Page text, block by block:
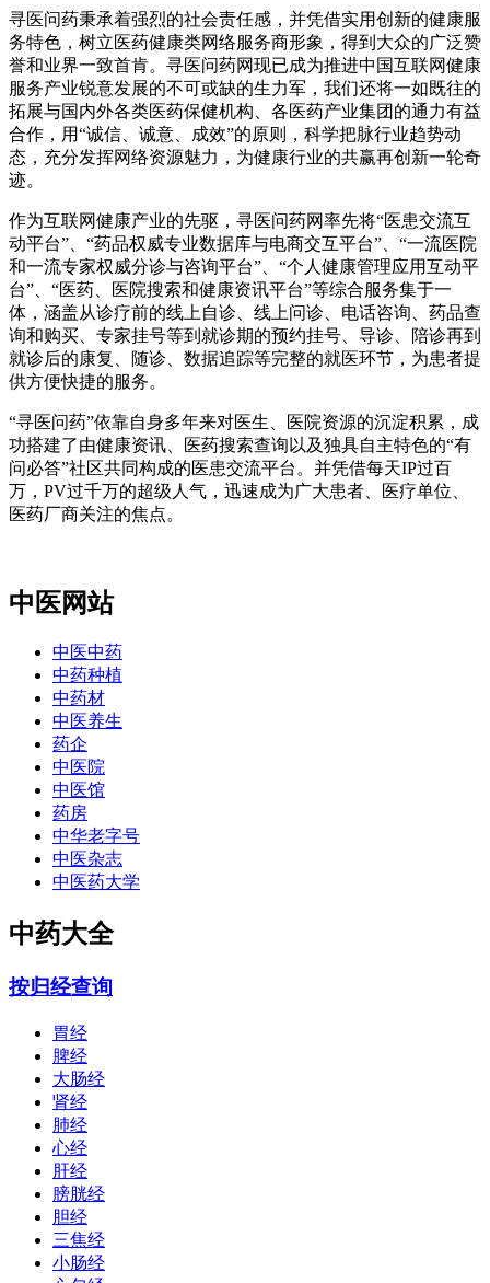
寻医问药秉承着强烈的社会责任感，并凭借实用创新的健康服
务特色，树立医药健康类网络服务商形象，得到大众的广泛赞
誉和业界一致首肯。寻医问药网现已成为推进中国互联网健康
服务产业锐意发展的不可或缺的生力军，我们还将一如既往的
拓展与国内外各类医药保健机构、各医药产业集团的通力有益
合作，用“诚信、诚意、成效”的原则，科学把脉行业趋势动
态，充分发挥网络资源魅力，为健康行业的共赢再创新一轮奇
迹。
作为互联网健康产业的先驱，寻医问药网率先将“医患交流互
动平台”、“药品权威专业数据库与电商交互平台”、“一流医院
和一流专家权威分诊与咨询平台”、“个人健康管理应用互动平
台”、“医药、医院搜索和健康资讯平台”等综合服务集于一
体，涵盖从诊疗前的线上自诊、线上问诊、电话咨询、药品查
询和购买、专家挂号等到就诊期的预约挂号、导诊、陪诊再到
就诊后的康复、随诊、数据追踪等完整的就医环节，为患者提
供方便快捷的服务。
“寻医问药”依靠自身多年来对医生、医院资源的沉淀积累，成
功搭建了由健康资讯、医药搜索查询以及独具自主特色的“有
问必答”社区共同构成的医患交流平台。并凭借每天IP过百
万，PV过千万的超级人气，迅速成为广大患者、医疗单位、
医药厂商关注的焦点。
中医网站
中医中药
中药种植
中药材
中医养生
药企
中医院
中医馆
药房
中华老字号
中医杂志
中医药大学
中药大全
按归经查询
胃经
脾经
大肠经
肾经
肺经
心经
肝经
膀胱经
胆经
三焦经
小肠经